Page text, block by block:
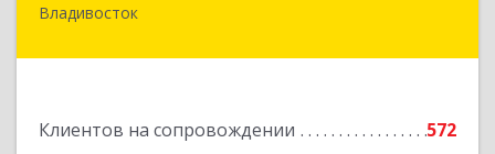
Владивосток
Клиентов на сопровождении
572
690014, Приморский край, Владивосток г,